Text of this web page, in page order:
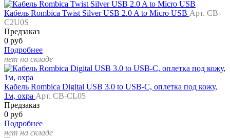
Кабель Rombica Twist Silver USB 2.0 A to Micro USB Арт. CB-
C2U0S
Предзаказ
0 руб
Подробнее
нет на складе
Кабель Rombica Digital USB 3.0 to USB-C, оплетка под кожу,
1м, охра Арт. CB-CL05
Предзаказ
0 руб
Подробнее
нет на складе